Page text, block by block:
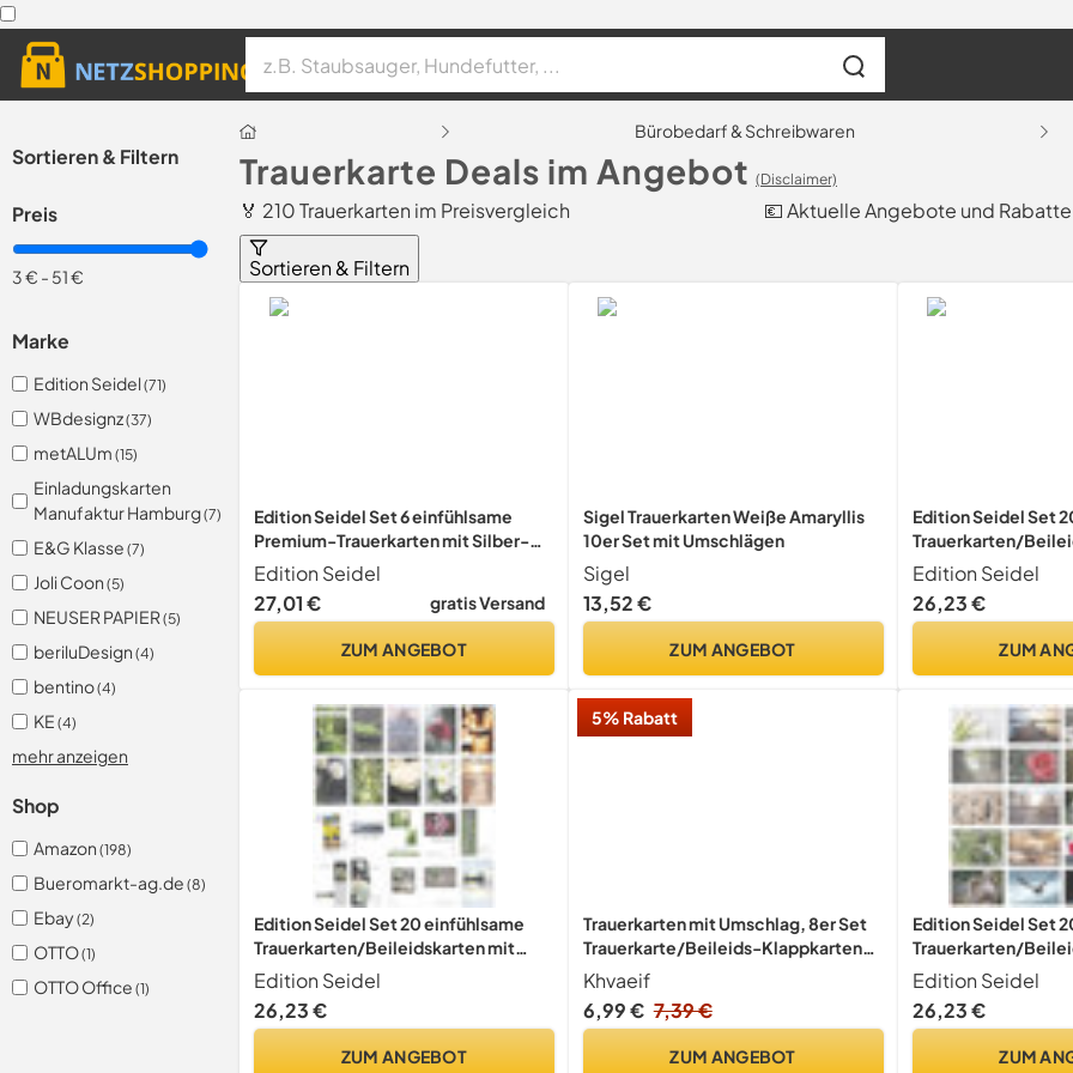
Sortieren & Filtern
Preis
3 € - 51 €
Marke
Edition Seidel(71)
WBdesignz(37)
metALUm (15)
Einladungskarten
Manufaktur Hamburg(7)
E&G Klasse (7)
Joli Coon (5)
NEUSER PAPIER(5)
beriluDesign (4)
bentino(4)
KE (4)
mehr anzeigen
Shop
Amazon (198)
Bueromarkt-ag.de (8)
Ebay(2)
OTTO(1)
OTTO Office (1)
Bürobedarf & Schreibwaren
Trauerkarte Deals im Angebot (Disclaimer)
🏅 210 Trauerkarten im Preisvergleich 💶 Aktuelle Angebote und Rabatte
Sortieren & Filtern
Edition Seidel Set 6 einfühlsame
Premium-Trauerkarten mit Silber-
Prägung/Beileidskarten mit
Umschlag. Trauerkarte Beileidskarte
mit Spruch schreiben
Briefumschlag)
Edition Seidel
27,01 €
gratis Versand
ZUM ANGEBOT
Sigel Trauerkarten Weiße Amaryllis
10er Set mit Umschlägen
Sigel
13,52 €
ZUM ANGEBOT
Edition Seidel Set
Trauerkarten/
Umschlag.
mit Spruch
Edition Seidel
26,23 €
ZUM
Edition Seidel Set 20 einfühlsame
Trauerkarten/Beileidskarten mit
Umschlag. Trauerkarte Beileidskarte
mit Spruch schreiben
(Doppelkarten/Klappkarten mit
Edition Seidel
26,23 €
ZUM ANGEBOT
5% Rabatt
Trauerkarten mit Umschlag, 8er Set
Trauerkarte/Beileids-Klappkarten
14.8 * 10.5cm mit Aufdruck, innen
blank
Khvaeif
6,99 € 7,39 €
ZUM ANGEBOT
Edition Seidel Set
Trauerkarten/
Umschlag.
mit Spruch schreiben
(Doppelkarten/
Edition Seidel
26,23 €
ZUM